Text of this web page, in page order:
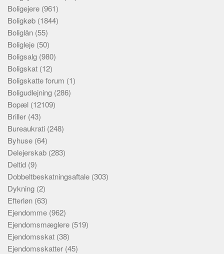
Boligejere (961)
Boligkøb (1844)
Boliglån (55)
Boligleje (50)
Boligsalg (980)
Boligskat (12)
Boligskatte forum (1)
Boligudlejning (286)
Bopæl (12109)
Briller (43)
Bureaukrati (248)
Byhuse (64)
Delejerskab (283)
Deltid (9)
Dobbeltbeskatningsaftale (303)
Dykning (2)
Efterløn (63)
Ejendomme (962)
Ejendomsmæglere (519)
Ejendomsskat (38)
Ejendomsskatter (45)